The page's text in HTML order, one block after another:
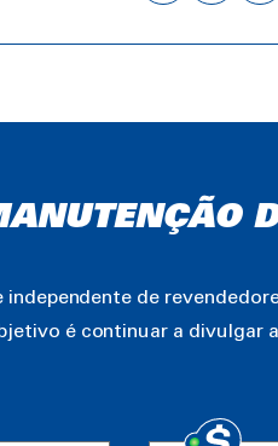
de
é continuar a divulgar